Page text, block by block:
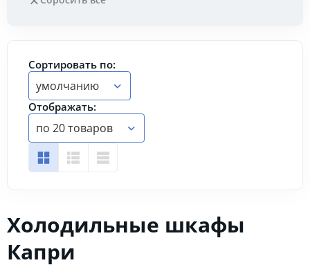
Сортировать по:
умолчанию
Отображать:
по 20 товаров
Холодильные шкафы
Капри